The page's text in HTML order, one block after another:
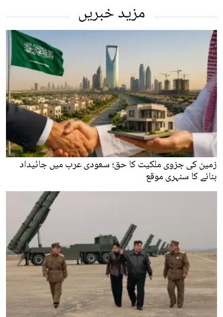
مزید خبریں
زمین کی جزوی ملکیت کا حق؛ سعودی عرب میں جائیداد
بنانے کا سنہری موقع